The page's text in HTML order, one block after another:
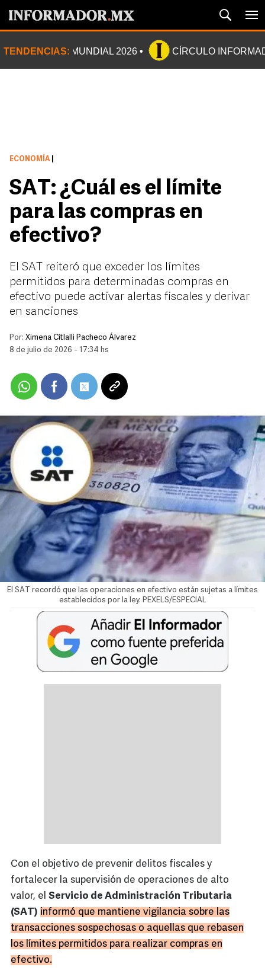
TENDENCIAS: MUNDIAL 2026 CÍRCULO
ECONOMÍA
SAT: ¿Cuál es el límite
para las compras en
efectivo?
El SAT reiteró que exceder los límites
permitidos para determinadas compras en
efectivo puede activar alertas fiscales y derivar
en sanciones
Por: Ximena Citlalli Pacheco Álvarez
8 de julio de 2026 - 17:34 hs
El SAT recordó que las operaciones en efectivo están sujetas a límites
establecidos por la ley. PEXELS/ESPECIAL
Con el objetivo de prevenir delitos fiscales y
fortalecer la supervisión de operaciones de alto
valor, el Servicio de Administración Tributaria
(SAT) informó que mantiene vigilancia sobre las
transacciones sospechosas o aquellas que rebasen
los límites permitidos para realizar compras en
efectivo.